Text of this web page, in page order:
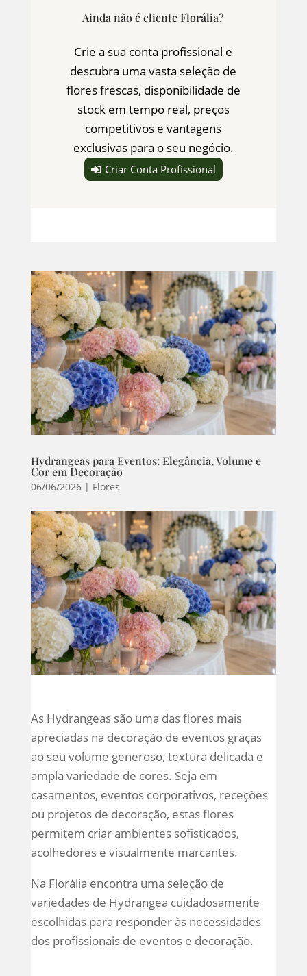
Ainda não é cliente Florália?
Crie a sua conta profissional e
descubra uma vasta seleção de
flores frescas, disponibilidade de
stock em tempo real, preços
competitivos e vantagens
exclusivas para o seu negócio.
Criar Conta Profissional
Hydrangeas para Eventos: Elegância, Volume e
Cor em Decoração
06/06/2026| Flores
As Hydrangeas são uma das flores mais
apreciadas na decoração de eventos graças
ao seu volume generoso, textura delicada e
ampla variedade de cores. Seja em
casamentos, eventos corporativos, receções
ou projetos de decoração, estas flores
permitem criar ambientes sofisticados,
acolhedores e visualmente marcantes.
Na Florália encontra uma seleção de
variedades de Hydrangea cuidadosamente
escolhidas para responder às necessidades
dos profissionais de eventos e decoração.